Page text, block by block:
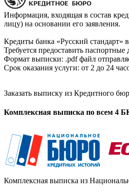
Информация, входящая в состав
лицу) на основании его заявления.
Кредиты банка «Русский стандарт»
Требуется предоставить
Формат выписки: .pdf файл
Срок оказания услуги: от 2 до 24
Заказать выписку из Кредитного
Комплексная выписка по всем 4
Комплексная выписка из